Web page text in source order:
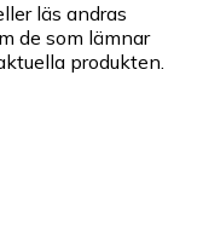
läs andras
de som lämnar
produkten.